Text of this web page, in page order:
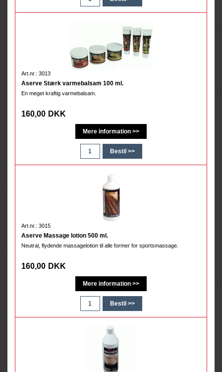
Art.nr.: 3013
Aserve Stærk varmebalsam 100 ml.
En meget kraftig varmebalsam.
160,00 DKK
Art.nr.: 3015
Aserve Massage lotion 500 ml.
Neutral, flydende massagelotion til alle former for sportsmassage.
160,00 DKK